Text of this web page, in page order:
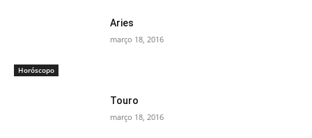
Horóscopo
Aries
março 18, 2016
Touro
março 18, 2016